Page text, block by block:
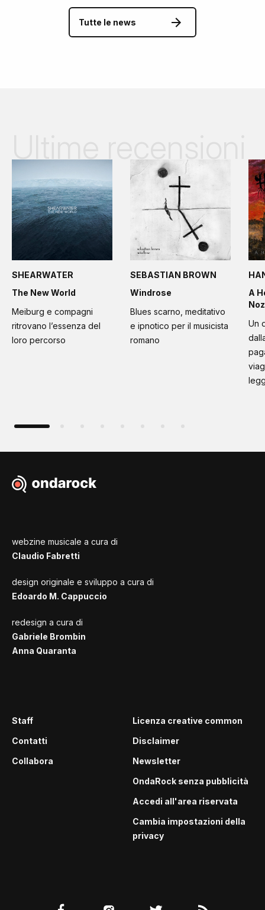
Tutte le news
SHEARWATER
The New World
Meiburg e compagni
ritrovano l’essenza del
loro percorso
SEBASTIAN BROWN
Windrose
Blues scarno, meditativo
e ipnotico per il musicista
romano
A
Noz
Un
webzine musicale a cura di
Claudio Fabretti
design originale e sviluppo a cura di
Edoardo M. Cappuccio
redesign a cura di
Gabriele Brombin
Anna Quaranta
Staff
Contatti
Collabora
Licenza creative common
Disclaimer
Newsletter
OndaRock senza pubblicità
Accedi all'area riservata
Cambia impostazioni della
privacy